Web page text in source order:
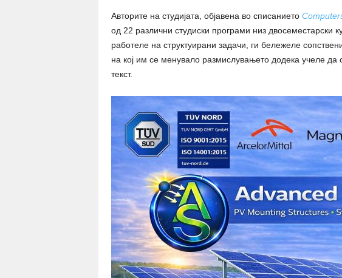
Авторите на студијата, објавена во списанието
од 22 различни студиски програми низ двосеместарски
работеле на структуирани задачи, ги бележеле
на кој им се менувало размислувањето додека учеле да
текст.